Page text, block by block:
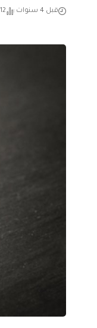
قبل 4 سنوات 12 مشاهدات